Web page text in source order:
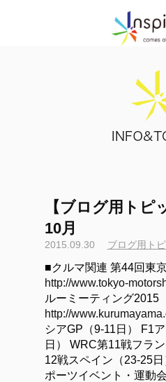
【ブログ用トピ
10月
2015.09.30 ブログ用ト
■クルマ関連 第44回東
http://www.tokyo-
ルーミーティング2015
http://
シアGP（9-11日） F1
日） WRC第11戦フラ
12戦スペイン（23-25
ポーツイベント・運動